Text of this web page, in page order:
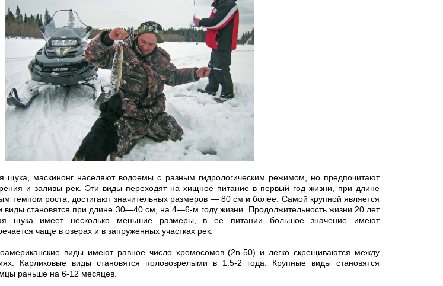
щука, маскинонг населяют водоемы с разным гидрологическим режимом, но предпочитают
и заливы рек. Эти виды переходят на хищное питание в первый год жизни, при длине
темпом роста, достигают значительных размеров — 80 см и более. Самой крупной является
виды становятся при длине 30—40 см, на 4—6-м году жизни. Продолжительность жизни 20 лет
щука имеет несколько меньшие размеры, в ее питании большое значение имеют
чаще в озерах и в запруженных участках рек.
виды имеют равное число хромосомов (2n-50) и легко скрещиваются между
Карликовые виды становятся половозрелыми в 1.5-2 года. Крупные виды становятся
раньше на 6-12 месяцев.